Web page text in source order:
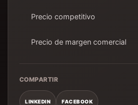
Precio competitivo
Precio de margen comercial
COMPARTIR
LINKEDIN FACEBOOK